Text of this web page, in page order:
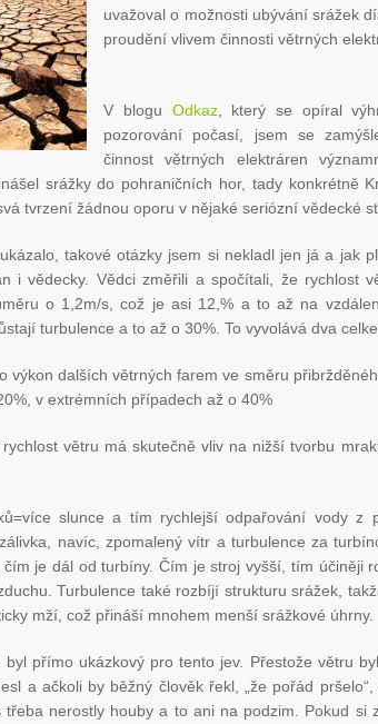
uvažoval o možnosti ubývání srážek
proudění vlivem činnosti větrných
V blogu Odkaz, který se opíral
pozorování počasí, jsem se
činnost větrných elektráren
srážky do pohraničních hor, tady konkrétně
tvrzení žádnou oporu v nějaké seriózní vědecké
takové otázky jsem si nekladl jen já a jak
i vědecky. Vědci změřili a spočítali, že rychlost
o 1,2m/s, což je asi 12,% a to až na
turbulence a to až o 30%. To vyvolává dva
výkon dalších větrných farem ve směru
v extrémních případech až o 40%
větru má skutečně vliv na nižší tvorbu
slunce a tím rychlejší odpařování vody z
navíc, zpomalený vítr a turbulence za
je dál od turbíny. Čím je stroj vyšší, tím účiněji
Turbulence také rozbíjí strukturu srážek,
mží, což přináší mnohem menší srážkové úhrny.
byl přímo ukázkový pro tento jev. Přestože větru
a ačkoli by běžný člověk řekl, „že pořád
třeba nerostly houby a to ani na podzim. Pokud si